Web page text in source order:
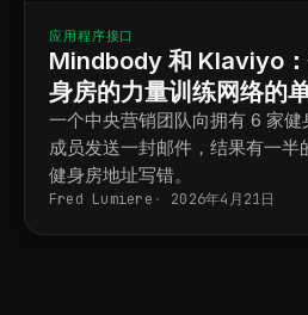
应用程序接口
Mindbody 和 Klaviyo
身房的力量训练网络的
一个中央营销团队向拥有 6 家
成员发送一封邮件，结果有一半
健身房地址写错。
Fred Lumiere 2026年4月21日